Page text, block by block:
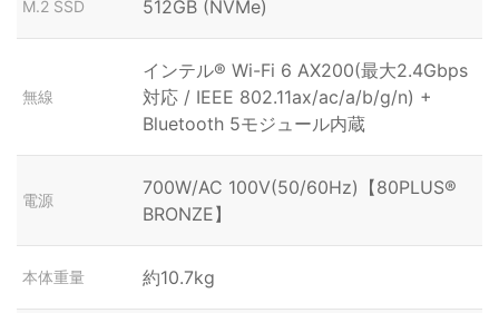
M.2 SSD 512GB (NVMe)
無線
インテル® Wi-Fi 6 AX200(最大2.4Gbps
対応 / IEEE 802.11ax/ac/a/b/g/n) +
Bluetooth 5モジュール内蔵
電源
700W/AC 100V(50/60Hz)【80PLUS®
BRONZE】
本体重量 約10.7kg